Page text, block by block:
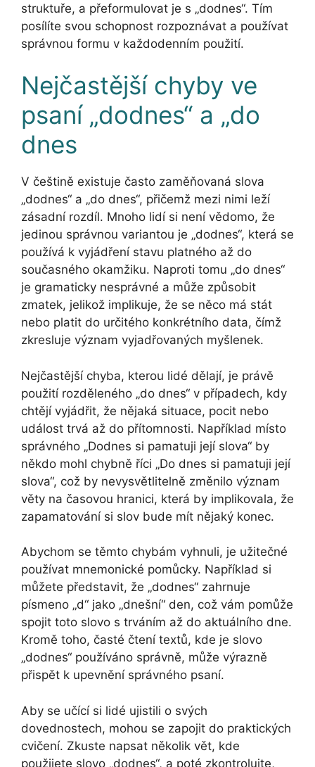
struktuře, a přeformulovat je s „dodnes“. Tím
posílíte svou schopnost rozpoznávat a používat
správnou formu v každodenním použití.
Nejčastější chyby ve
psaní „dodnes“ a „do
dnes
V češtině existuje často zaměňovaná slova
„dodnes“ a „do dnes“, přičemž mezi nimi leží
zásadní rozdíl. Mnoho lidí si není vědomo, že
jedinou správnou variantou je „dodnes“, která se
používá k vyjádření stavu platného až do
současného okamžiku. Naproti tomu „do dnes“
je gramaticky nesprávné a může způsobit
zmatek, jelikož implikuje, že se něco má stát
nebo platit do určitého konkrétního data, čímž
zkresluje význam vyjadřovaných myšlenek.
Nejčastější chyba, kterou lidé dělají, je právě
použití rozděleného „do dnes“ v případech, kdy
chtějí vyjádřit, že nějaká situace, pocit nebo
událost trvá až do přítomnosti. Například místo
správného „Dodnes si pamatuji její slova“ by
někdo mohl chybně říci „Do dnes si pamatuji její
slova“, což by nevysvětlitelně změnilo význam
věty na časovou hranici, která by implikovala, že
zapamatování si slov bude mít nějaký konec.
Abychom se těmto chybám vyhnuli, je užitečné
používat mnemonické pomůcky. Například si
můžete představit, že „dodnes“ zahrnuje
písmeno „d“ jako „dnešní“ den, což vám pomůže
spojit toto slovo s trváním až do aktuálního dne.
Kromě toho, časté čtení textů, kde je slovo
„dodnes“ používáno správně, může výrazně
přispět k upevnění správného psaní.
Aby se učící si lidé ujistili o svých
dovednostech, mohou se zapojit do praktických
cvičení. Zkuste napsat několik vět, kde
použijete slovo „dodnes“, a poté zkontrolujte,